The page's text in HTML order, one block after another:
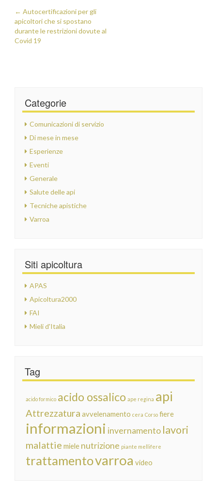
Post
navigation
← Autocertificazioni per gli
apicoltori che si spostano
durante le restrizioni dovute al
Covid 19
Categorie
Comunicazioni di servizio
Di mese in mese
Esperienze
Eventi
Generale
Salute delle api
Tecniche apistiche
Varroa
Siti apicoltura
APAS
Apicoltura2000
FAI
Mieli d'Italia
Tag
acido formico acido ossalico ape regina api
Attrezzatura avvelenamento cera Corso fiere
informazioni invernamento lavori
malattie miele nutrizione piante mellifere
trattamentovarroa video